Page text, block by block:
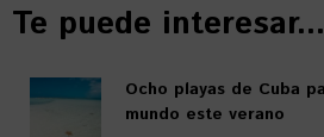
Te puede interesar...
Ocho playas de Cuba
mundo este verano